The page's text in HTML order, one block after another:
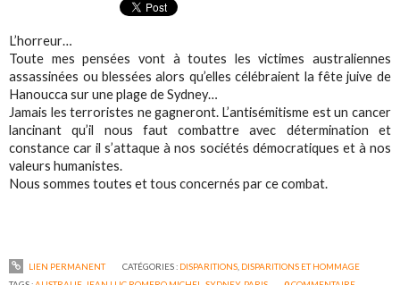
L’horreur…
Toute mes pensées vont à toutes les victimes australiennes
assassinées ou blessées alors qu’elles célébraient la fête juive de
Hanoucca sur une plage de Sydney…
Jamais les terroristes ne gagneront. L’antisémitisme est un cancer
lancinant qu’il nous faut combattre avec détermination et
constance car il s’attaque à nos sociétés démocratiques et à nos
valeurs humanistes.
Nous sommes toutes et tous concernés par ce combat.
LIEN PERMANENT CATÉGORIES : DISPARITIONS, DISPARITIONS ET HOMMAGE